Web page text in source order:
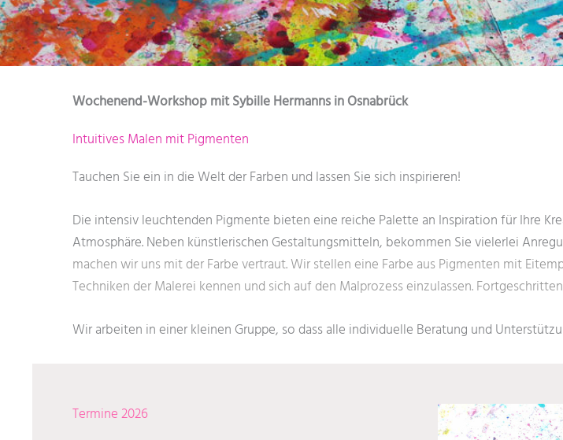
Wochenend-Workshop mit Sybille Hermanns in Osnabrück
Intuitives Malen mit Pigmenten
Tauchen Sie ein in die Welt der Farben und lassen Sie sich inspirieren!
Die intensiv leuchtenden Pigmente bieten eine reiche Palette an Inspiration für Ihre
Atmosphäre. Neben künstlerischen Gestaltungsmitteln, bekommen Sie vielerlei
machen wir uns mit der Farbe vertraut. Wir stellen eine Farbe aus Pigmenten mit
Techniken der Malerei kennen und sich auf den Malprozess einzulassen.
Wir arbeiten in einer kleinen Gruppe, so dass alle individuelle Beratung und
Termine 2026